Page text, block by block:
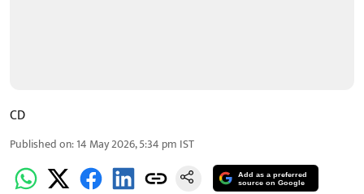
CD
Published on:14 May 2026, 5:34 pm IST
Add as a preferred
source on Google